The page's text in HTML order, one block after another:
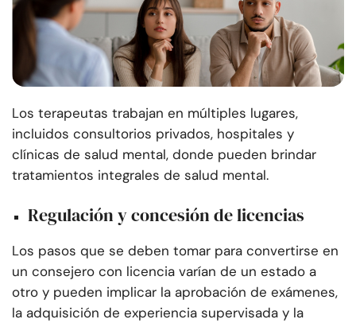
Los terapeutas trabajan en múltiples lugares,
incluidos consultorios privados, hospitales y
clínicas de salud mental, donde pueden brindar
tratamientos integrales de salud mental.
Regulación y concesión de licencias
Los pasos que se deben tomar para convertirse en
un consejero con licencia varían de un estado a
otro y pueden implicar la aprobación de exámenes,
la adquisición de experiencia supervisada y la